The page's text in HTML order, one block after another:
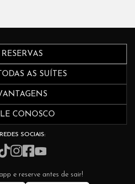
RESERVAS
AS SUÍTES
CONOSCO
REDES SOCIAIS:
e reserve antes de sair!